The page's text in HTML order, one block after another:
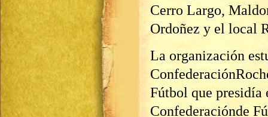
Cerro Largo,
Ordoñez y el local
La organización
Fútbol que
Confederaciónde